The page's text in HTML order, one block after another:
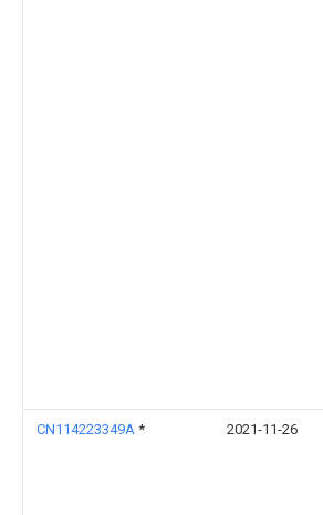
CN114223349A * 2021-11-26